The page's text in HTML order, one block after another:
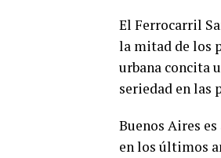
El Ferrocarril
la mitad de los
urbana concita
seriedad en las
Buenos Aires
en los últimos